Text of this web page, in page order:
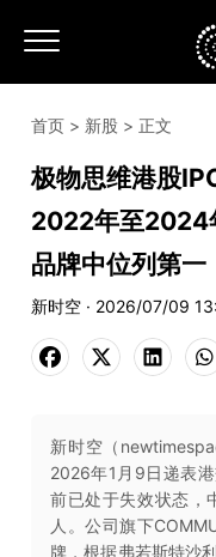
首页 > 新股 > 正文
极物思维港股
2022年至2024
品牌中位列第一
新时空 · 2026/07/09
新时空（
2026年1月9日递表
前已处于失效状态，
人。公司旗下
牌，根据弗若斯特沙